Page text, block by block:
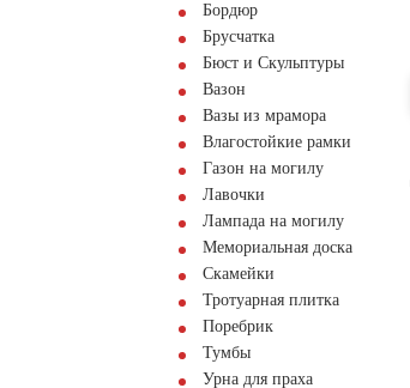
Бордюр
Брусчатка
Бюст и Скульптуры
Вазон
Вазы из мрамора
Влагостойкие рамки
Газон на могилу
Лавочки
Лампада на могилу
Мемориальная доска
Скамейки
Тротуарная плитка
Поребрик
Тумбы
Урна для праха